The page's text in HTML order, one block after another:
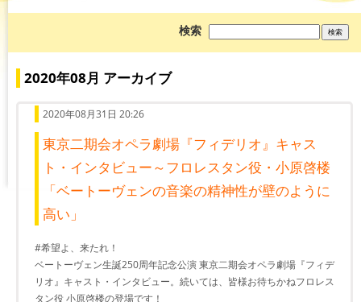
検索
を
2020年08月 アーカイブ
2020年08月31日 20:26
東京二期会オペラ劇場『フィデリオ』キャス
ト・インタビュー～フロレスタン役・小原啓楼
「ベートーヴェンの音楽の精神性が壁のように
高い」
#希望よ、来たれ！
ベートーヴェン生誕250周年記念公演 東京二期会オペラ劇場『フィデ
リオ』キャスト・インタビュー。続いては、皆様お待ちかねフロレス
タン役 小原啓楼の登場です！